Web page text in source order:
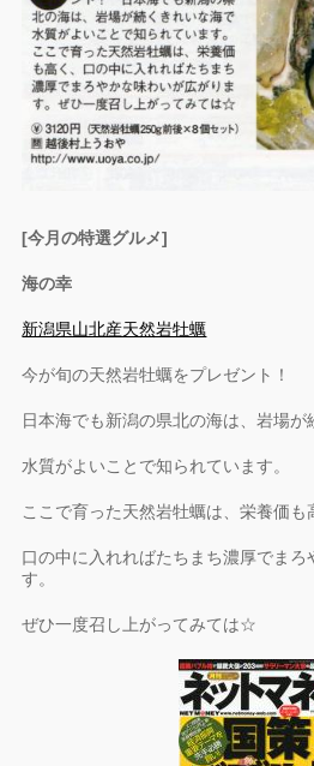
[今月の特選グルメ]
海の幸
新潟県山北産天然岩牡蠣
今が旬の天然岩牡蠣をプレゼント！
日本海でも新潟の県北の海は、岩場が
水質がよいことで知られています。
ここで育った天然岩牡蠣は、栄養価も
口の中に入れればたちまち濃厚でまろ
す。
ぜひ一度召し上がってみては☆